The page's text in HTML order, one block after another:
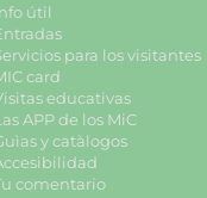
útil
para los visitantes
card
educativas
APP de los MiC
y catàlogos
comentario